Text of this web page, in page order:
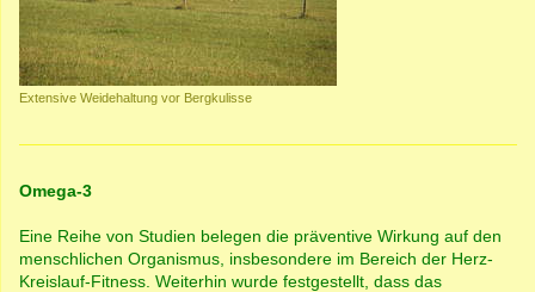
Extensive Weidehaltung vor Bergkulisse
Omega-3
Eine Reihe von Studien belegen die präventive Wirkung auf den
menschlichen Organismus, insbesondere im Bereich der Herz-
Kreislauf-Fitness. Weiterhin wurde festgestellt, dass das